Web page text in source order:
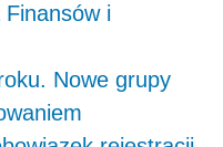
i
Nowe grupy